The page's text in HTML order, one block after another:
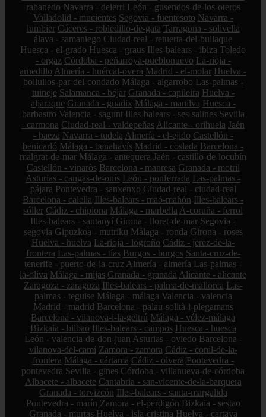
rabanedo Navarra - deierri León - gusendos-de-los-oteros
Valladolid - mucientes Segovia - fuentesoto Navarra -
lumbier Cáceres - robledillo-de-gata Tarragona - solivella
álava - samaniego Ciudad-real - retuerta-del-bullaque
Huesca - el-grado Huesca - graus Illes-balears - ibiza Toledo
- orgaz Córdoba - peñarroya-pueblonuevo La-rioja -
arnedillo Almería - huércal-overa Madrid - el-molar Huelva -
bollullos-par-del-condado Málaga - algarrobo Las-palmas -
tuineje Salamanca - béjar Granada - capileira Huelva -
aljaraque Granada - guadix Málaga - manilva Huesca -
barbastro Valencia - sagunt Illes-balears - ses-salines Sevilla
- carmona Ciudad-real - valdepeñas Alicante - orihuela Jaén
- baeza Navarra - tudela Almería - el-ejido Castellón -
benicarló Málaga - benahavís Madrid - coslada Barcelona -
malgrat-de-mar Málaga - antequera Jaén - castillo-de-locubín
Castellón - vinaròs Barcelona - manresa Granada - motril
Asturias - cangas-de-onís León - ponferrada Las-palmas -
pájara Pontevedra - sanxenxo Ciudad-real - ciudad-real
Barcelona - calella Illes-balears - maó-mahón Illes-balears -
sóller Cádiz - chipiona Málaga - marbella A-coruña - ferrol
Illes-balears - santanyí Girona - lloret-de-mar Segovia -
segovia Gipuzkoa - mutriku Málaga - ronda Girona - roses
Huelva - huelva La-rioja - logroño Cádiz - jerez-de-la-
frontera Las-palmas - tías Burgos - burgos Santa-cruz-de-
tenerife - puerto-de-la-cruz Almería - almería Las-palmas -
la-oliva Málaga - mijas Granada - granada Alicante - alicante
Zaragoza - zaragoza Illes-balears - palma-de-mallorca Las-
palmas - teguise Málaga - málaga Valencia - valencia
Madrid - madrid Barcelona - palau-solità-i-plegamans
Barcelona - vilanova-i-la-geltrú Málaga - vélez-málaga
Bizkaia - bilbao Illes-balears - campos Huesca - huesca
León - valencia-de-don-juan Asturias - oviedo Barcelona -
vilanova-del-camí Zamora - zamora Cádiz - conil-de-la-
frontera Málaga - cártama Cádiz - olvera Pontevedra -
pontevedra Sevilla - gines Córdoba - villanueva-de-córdoba
Albacete - albacete Cantabria - san-vicente-de-la-barquera
Granada - torvizcón Illes-balears - santa-margalida
Pontevedra - marín Zamora - el-perdigón Bizkaia - sestao
Granada - murtas Huelva - isla-cristina Huelva - cartaya